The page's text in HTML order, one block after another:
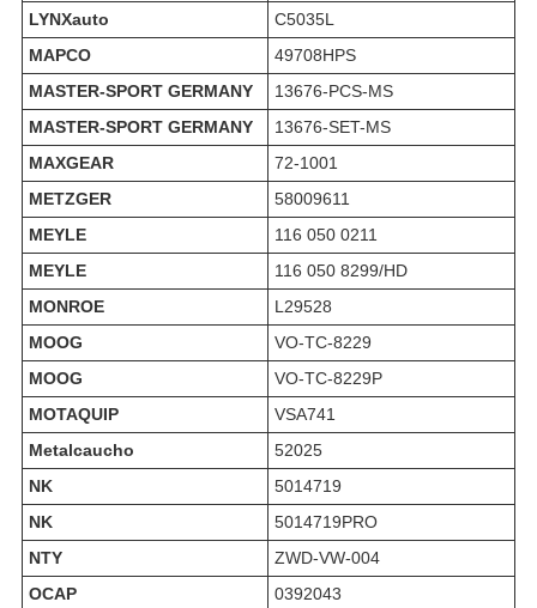
LYNXauto
C5035L
MAPCO
49708HPS
MASTER-SPORT GERMANY
13676-PCS-MS
MASTER-SPORT GERMANY
13676-SET-MS
MAXGEAR
72-1001
METZGER
58009611
MEYLE
116 050 0211
MEYLE
116 050 8299/HD
MONROE
L29528
MOOG
VO-TC-8229
MOOG
VO-TC-8229P
MOTAQUIP
VSA741
Metalcaucho
52025
NK
5014719
NK
5014719PRO
NTY
ZWD-VW-004
OCAP
0392043